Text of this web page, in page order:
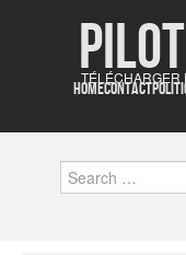
TÉLÉCHARGER
HOMECONTACT
Search